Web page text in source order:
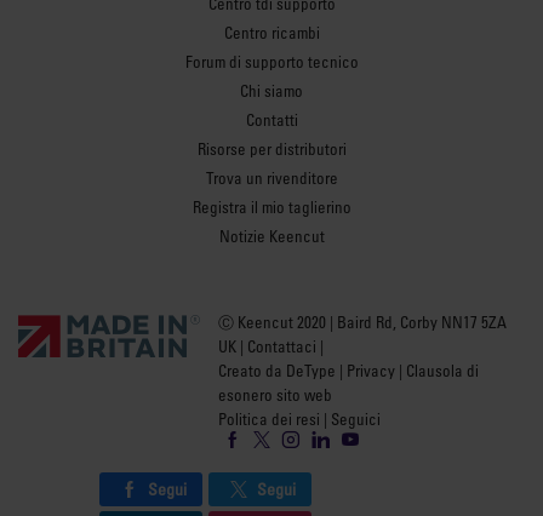
Centro ricambi
Forum di supporto tecnico
Chi siamo
Contatti
Risorse per distributori
Trova un rivenditore
Registra il mio taglierino
Notizie Keencut
Ⓒ Keencut 2020 | Baird Rd, Corby NN17 5ZA
UK | Contattaci |
Creato da DeType | Privacy | Clausola di
esonero sito web
Politica dei resi | Seguici
Segui Segui